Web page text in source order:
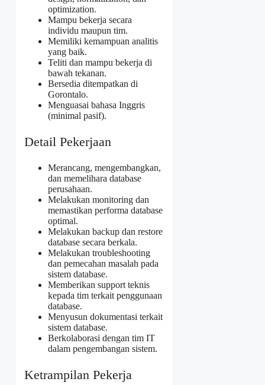
optimization.
Mampu bekerja secara
individu maupun tim.
Memiliki kemampuan analitis
yang baik.
Teliti dan mampu bekerja di
bawah tekanan.
Bersedia ditempatkan di
Gorontalo.
Menguasai bahasa Inggris
(minimal pasif).
Detail Pekerjaan
Merancang, mengembangkan,
dan memelihara database
perusahaan.
Melakukan monitoring dan
memastikan performa database
optimal.
Melakukan backup dan restore
database secara berkala.
Melakukan troubleshooting
dan pemecahan masalah pada
sistem database.
Memberikan support teknis
kepada tim terkait penggunaan
database.
Menyusun dokumentasi terkait
sistem database.
Berkolaborasi dengan tim IT
dalam pengembangan sistem.
Ketrampilan Pekerja